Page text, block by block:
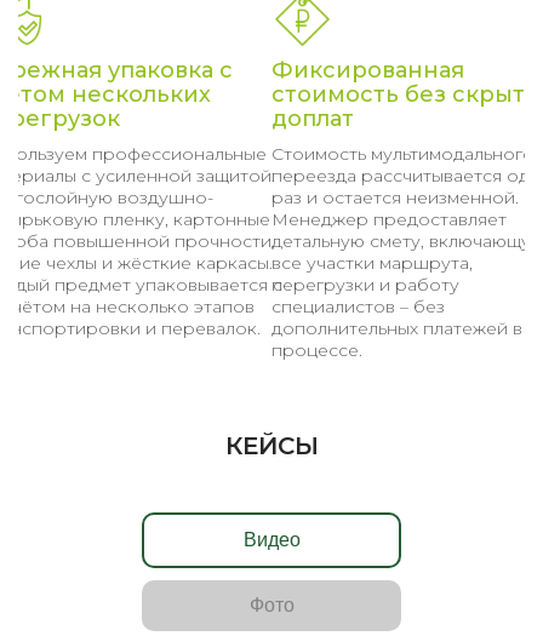
упаковка с
нескольких
профессиональные
с усиленной защитой:
воздушно-
пленку, картонные
повышенной прочности,
чехлы и жёсткие каркасы.
предмет упаковывается с
на несколько этапов
и перевалок.
Фиксированная
стоимость без
доплат
Стоимость мультимодального
переезда рассчитывается
раз и остается неизменной.
Менеджер предоставляет
детальную смету,
все участки маршрута,
перегрузки и работу
специалистов – без
дополнительных платежей в
процессе.
КЕЙСЫ
Видео
Фото